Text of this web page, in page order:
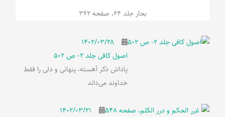
بحار جلد 64، صفحه 362
۱۴۰۲/۰۳/۲۸
اصول کافی جلد 2- ص 502
پاداش ذکر آهسته، پنهانی و دلی را فقط
خداوند می‌داند
۱۴۰۲/۰۳/۲۱